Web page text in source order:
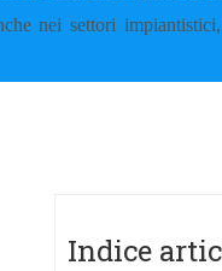
nei settori
Indice